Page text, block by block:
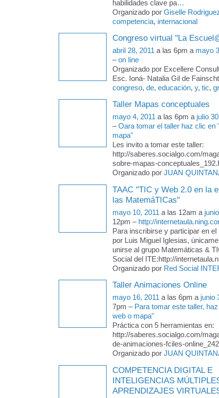
habilidades clave pa…
Organizado por Giselle
competencia, internacional
Congreso virtual "La
abril 28, 2011 a las 6pm a mayo
–on line
Organizado por Excellere
Esc. Ioná- Natalia Gil de
congreso, de, educación, y, tic,
Taller Mapas conceptuales
mayo 4, 2011 a las 6pm a julio
–Oara tomar el taller haz clic en
mapa"
Les invito a tomar este taller:
http://saberes.socialgo.com/
sobre-mapas-
Organizado por JUAN
TAAC "TIC y Web 2.0 en la
las MatemáTICas"
mayo 10, 2011 a las 12am a
12pm – http://
Para inscribirse y participar en el
por Luis Miguel Iglesias,
unirse al grupo Matemáticas &
Social del ITE:http://
Organizado por Red Social
Taller Animaciones Online
mayo 16, 2011 a las 6pm a junio
7pm – Para tomar este taller,
web o mapa"
Práctica con 5 herramientas en:
http://saberes.socialgo.com/
de-animaciones-fciles-
Organizado por JUAN
COMPETENCIA DIGITAL E
INTELIGENCIAS
APRENDIZAJES